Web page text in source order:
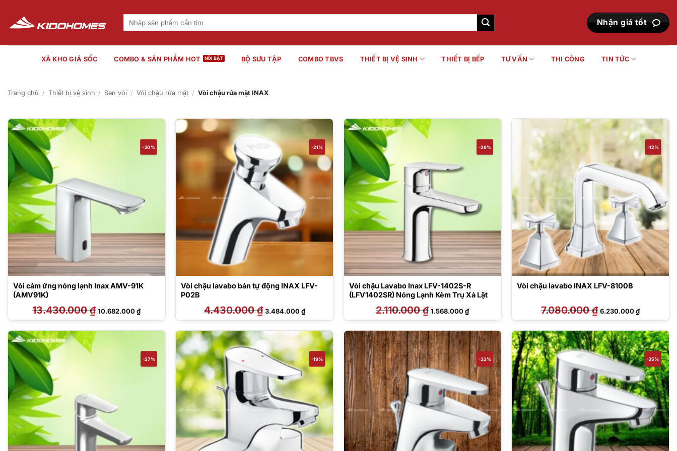
nội
dung
Tìm
Nhận giá tốt
XẢ KHO GIÁ SỐC COMBO & SẢN PHẨM HOT BỘ SƯU TẬP COMBO TBVS THIẾT BỊ VỆ SINH THIẾT BỊ BẾP TƯ VẤN THI CÔNG TIN TỨC
Trang chủ / Thiết bị vệ sinh / Sen vòi / Vòi chậu rửa mặt / Vòi chậu rửa mặt INAX
-20%
Vòi cảm ứng nóng lạnh Inax AMV-91K
(AMV91K)
13.430.000₫ Giá
gốc
là:
10.682.000₫Giá
hiện
tại
10.682.000 ₫.
-21%
Vòi chậu lavabo bán tự động INAX LFV-
P02B
4.430.000₫ Giá
gốc
là:
3.484.000₫Giá
hiện
tại
3.484.000 ₫.
-26%
Vòi chậu Lavabo Inax LFV-1402S-R
(LFV1402SR) Nóng Lạnh Kèm Trụ Xả Lật
2.110.000₫ Giá
gốc
là:
1.568.000₫Giá
hiện
tại
1.568.000 ₫.
-12%
Vòi chậu lavabo INAX LFV-8100B
7.080.000₫ Giá
gốc
là:
6.230.000₫Giá
hiện
tại
6.230.000
-27% -19% -32% -35%